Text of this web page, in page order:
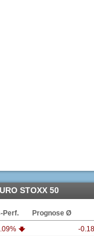
STOXX 50
Perf.
Prognose Ø
-